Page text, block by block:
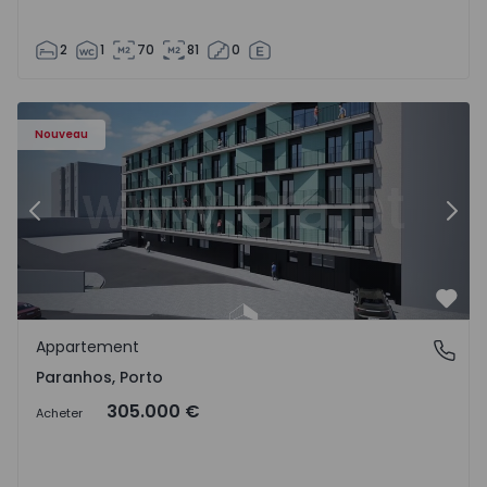
2 1 70 81 0
Nouveau
Appartement T1 Porto, Paranhos - 1575706 - 8
Précédent
Paranhos, Porto
Appartement
Paranhos, Porto
Acheter 305.000 €